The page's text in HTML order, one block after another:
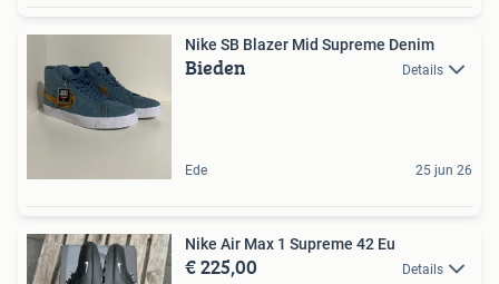
Nike SB Blazer Mid Supreme Denim
Bieden Details
Ede 25 jun 26
Nike Air Max 1 Supreme 42 Eu
€ 225,00 Details